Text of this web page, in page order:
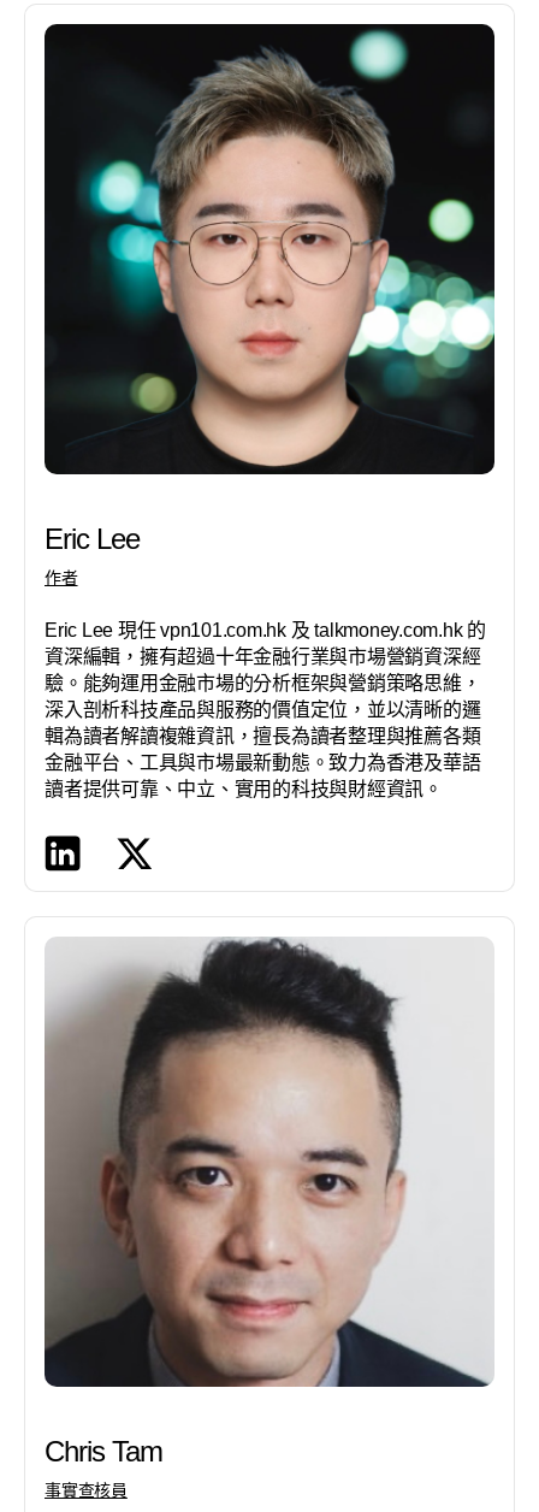
Eric Lee
作者
Eric Lee 現任 vpn101.com.hk 及 talkmoney.com.hk 的
資深編輯，擁有超過十年金融行業與市場營銷資深經
驗。能夠運用金融市場的分析框架與營銷策略思維，
深入剖析科技產品與服務的價值定位，並以清晰的邏
輯為讀者解讀複雜資訊，擅長為讀者整理與推薦各類
金融平台、工具與市場最新動態。致力為香港及華語
讀者提供可靠、中立、實用的科技與財經資訊。
Chris Tam
事實查核員